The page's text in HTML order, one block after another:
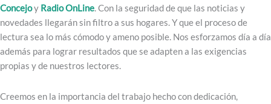
Concejoy Radio OnLine. Con la seguridad de que las noticias y
novedades llegarán sin filtro a sus hogares. Y que el proceso de
lectura sea lo más cómodo y ameno posible. Nos esforzamos día a día
además para lograr resultados que se adapten a las exigencias
propias y de nuestros lectores.
Creemos en la importancia del trabajo hecho con dedicación,